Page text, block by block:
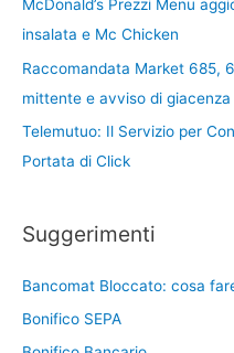
McDonald’s Prezzi Menu
insalata e Mc Chicken
Raccomandata Market 685,
mittente e avviso di giacenza
Telemutuo: Il Servizio per
Portata di Click
Suggerimenti
Bancomat Bloccato: cosa
Bonifico SEPA